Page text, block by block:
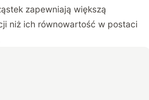
zapewniają większą
niż ich równowartość w postaci